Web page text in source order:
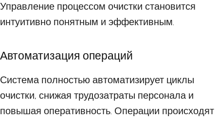
Управление процессом очистки становится
интуитивно понятным и эффективным.
Автоматизация операций
Система полностью автоматизирует циклы
очистки, снижая трудозатраты персонала и
повышая оперативность. Операции происходят